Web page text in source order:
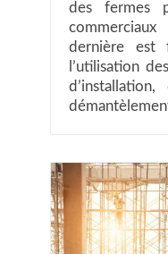
des fermes
dernière est
l’utilisation